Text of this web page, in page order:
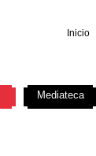
Inicio
Mediateca